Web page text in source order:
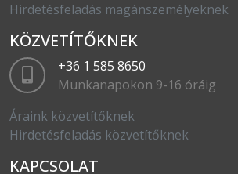
Hirdetésfeladás magánszemélyeknek
KÖZVETÍTŐKNEK
+36 1 585 8650
Munkanapokon 9-16 óráig
Áraink közvetítőknek
Hirdetésfeladás közvetítőknek
KAPCSOLAT